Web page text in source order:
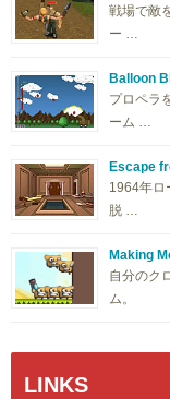
戦場で敵
ー …
Balloon
プロペラ
ーム …
Escape
1964年ロ
脱 …
Making
自分のク
ム。
LINKS